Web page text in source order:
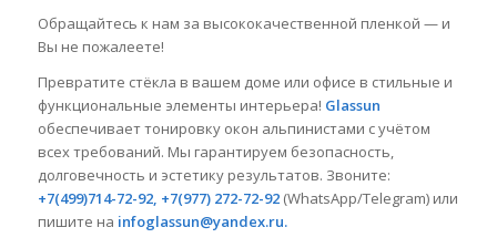
Обращайтесь к нам за высококачественной пленкой — и
Вы не пожалеете!
Превратите стёкла в вашем доме или офисе в стильные и
функциональные элементы интерьера! Glassun
обеспечивает тонировку окон альпинистами с учётом
всех требований. Мы гарантируем безопасность,
долговечность и эстетику результатов. Звоните:
+7(499)714-72-92, +7(977) 272-72-92(WhatsApp/Telegram) или
пишите на infoglassun@yandex.ru.